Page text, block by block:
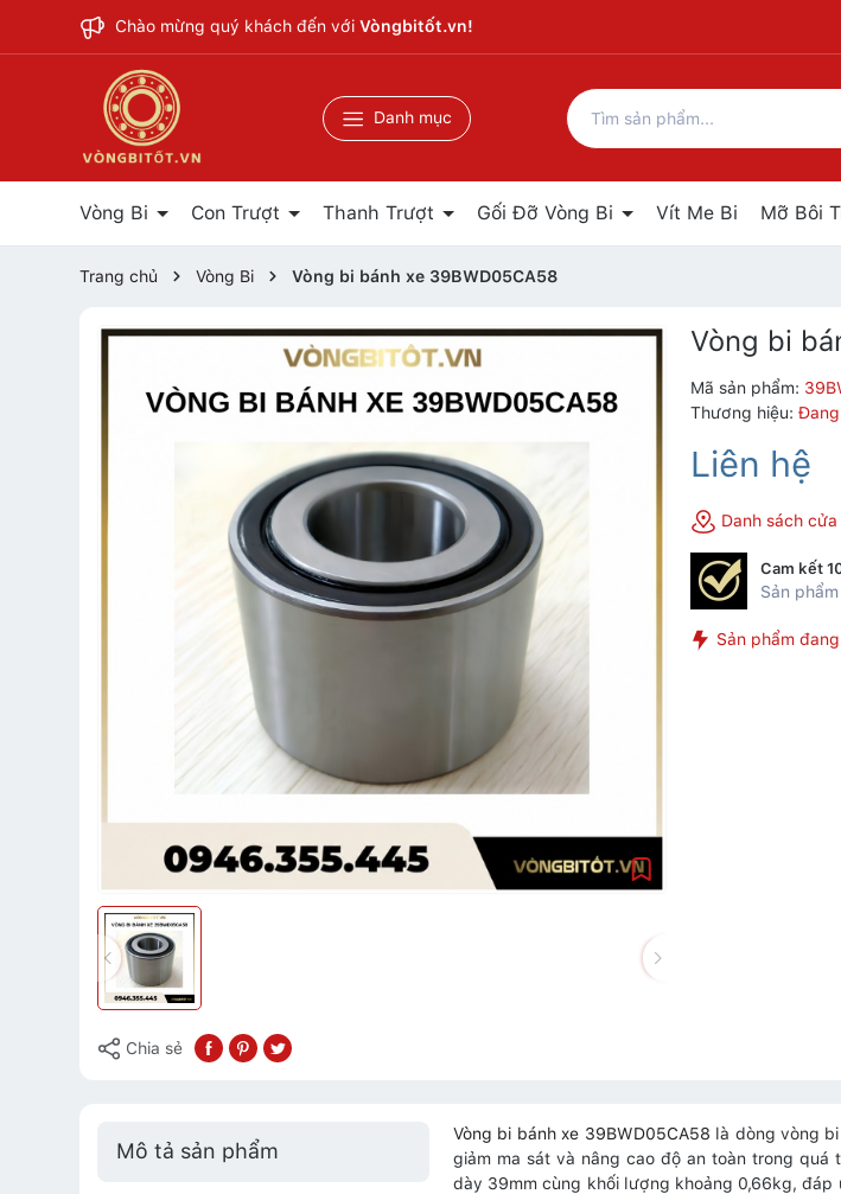
Chào mừng quý khách đến với Vòngbitốt.vn!
Danh mục
Vòng Bi Con Trượt Thanh Trượt Gối Đỡ Vòng Bi Vít Me Bi Mỡ Bôi
Trang chủ Vòng Bi Vòng bi bánh xe 39BWD05CA58
Chia sẻ
Vòng bi
Mã sản phẩm:
Thương hiệu:
Liên hệ
Danh sách
Cam kết
Sản
Sản phẩm
Mô tả sản phẩm
Vòng bi bánh xe 39BWD05CA58 là dòng vòng
giảm ma sát và nâng cao độ an toàn trong
dày 39mm cùng khối lượng khoảng 0,66kg,